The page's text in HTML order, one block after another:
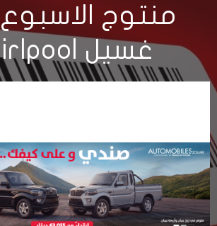
منتوج
غسيل Whirlpool